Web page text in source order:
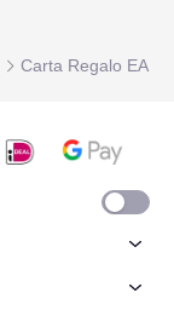
Carta Regalo EA